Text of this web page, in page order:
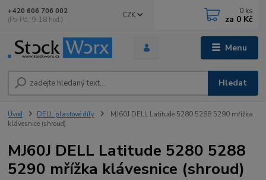
Menu
CZK
Hledat
+420 606 706 002
(Po-Pá, 9-18 hod.)
0 ks
za 0 Kč
Úvod DELL plastové díly
MJ60J DELL Latitude 5280 5288 5290 mřížka
klávesnice (shroud)
MJ60J DELL Latitude 5280 5288
5290 mřížka klávesnice (shroud)